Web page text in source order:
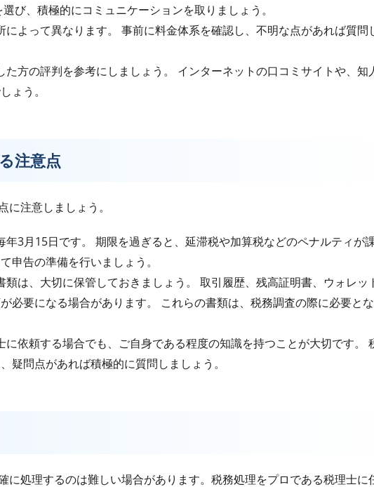
び、積極的にコミュニケーションを取りましょう。
によって異なります。 事前に料金体系を確認し、不明な点があれば質問
た方の評判を参考にしましょう。 インターネットの口コミサイトや、知
ょう。
注意点
注意しましょう。
年3月15日です。 期限を過ぎると、延滞税や加算税などのペナルティが
申告の準備を行いましょう。
類は、大切に保管しておきましょう。 取引履歴、残高証明書、ウォレッ
必要になる場合があります。 これらの書類は、税務調査の際に必要とな
に依頼する場合でも、ご自身である程度の知識を持つことが大切です。
疑問点があれば積極的に質問しましょう。
に処理するのは難しい場合があります。税務処理をプロである税理士に